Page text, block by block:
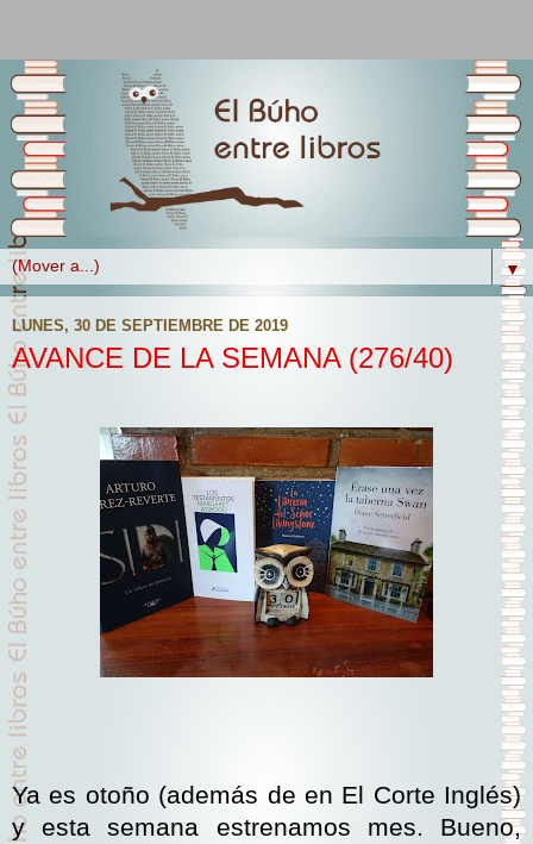
▼
LUNES, 30 DE SEPTIEMBRE DE 2019
AVANCE DE LA SEMANA (276/40)
Ya es otoño (además de en El Corte Inglés)
y esta semana estrenamos mes. Bueno,